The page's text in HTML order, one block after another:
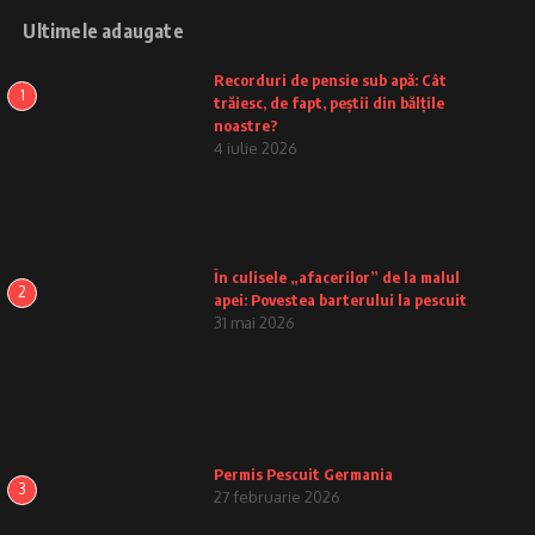
Ultimele adaugate
1
Recorduri de pensie sub apă: Cât
trăiesc, de fapt, peștii din bălțile
noastre?
4 iulie 2026
2
În culisele „afacerilor” de la malul
apei: Povestea barterului la pescuit
31 mai 2026
3
Permis Pescuit Germania
27 februarie 2026